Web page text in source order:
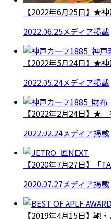
【2022年6月25日】★
2022.06.25メディア掲載
【2022年5月24日】★
2022.05.24メディア掲載
【2022年2月24日】★
2022.02.24メディア掲載
【2020年7月27日】「
2020.07.27メディア掲載
【2019年4月15日】鞄